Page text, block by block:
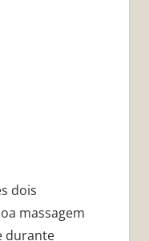
dois
massagem
durante